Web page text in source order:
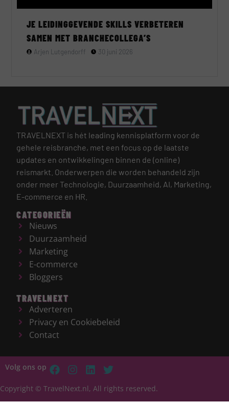
JE LEIDINGGEVENDE SKILLS VERBETEREN
SAMEN MET BRANCHECOLLEGA’S
Arjen Lutgendorff 30 juni 2026
TRAVELNEXT is hét leading kennisplatform voor de
gehele reisbranche, met een focus op de laatste
updates en ontwikkelingen binnen de (online)
reismarkt. Onderwerpen die worden behandeld zijn
onder meer Technologie, Duurzaamheid, AI, Marketing,
E-commerce en HR.
CATEGORIEËN
Nieuws
Duurzaamheid
Marketing
E-commerce
Bloggers
TRAVELNEXT
Adverteren
Privacy en Cookiebeleid
Contact
Volg ons op
Copyright © TravelNext.nl, All rights reserved.